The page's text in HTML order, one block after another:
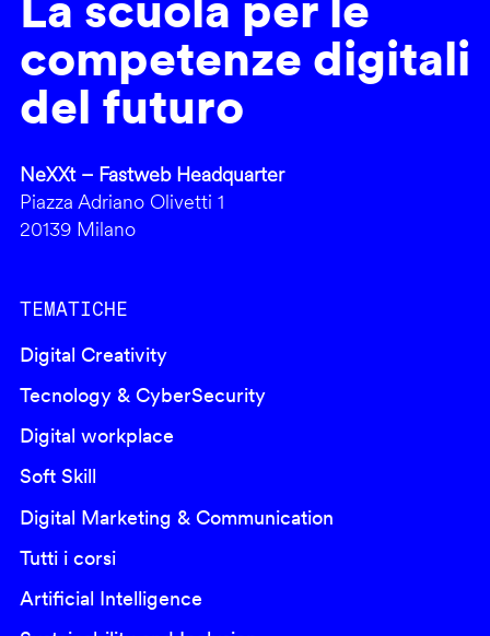
competenze digitali
del futuro
NeXXt – Fastweb Headquarter
Piazza Adriano Olivetti 1
20139 Milano
TEMATICHE
Digital Creativity
Tecnology & CyberSecurity
Digital workplace
Soft Skill
Digital Marketing & Communication
Tutti i corsi
Artificial Intelligence